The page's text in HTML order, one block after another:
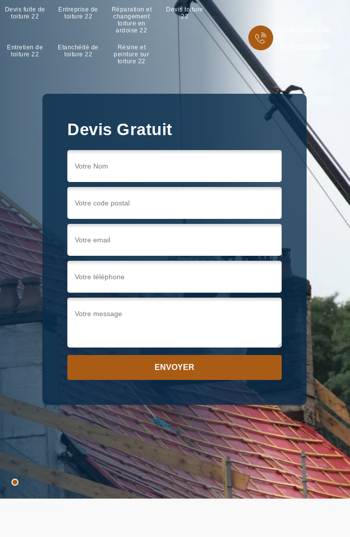
Devis fuite de
toiture 22
Entreprise de
toiture 22
Réparation et
changement
toiture en
ardoise 22
Devis toiture
22
Entretien de
toiture 22
Etanchéité de
toiture 22
Résine et
peinture sur
toiture 22
Devis Gratuit